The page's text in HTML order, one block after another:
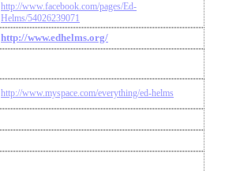
http://www.facebook.com/pages/Ed-
Helms/54026239071
http://www.edhelms.org/
http://www.myspace.com/everything/ed-helms